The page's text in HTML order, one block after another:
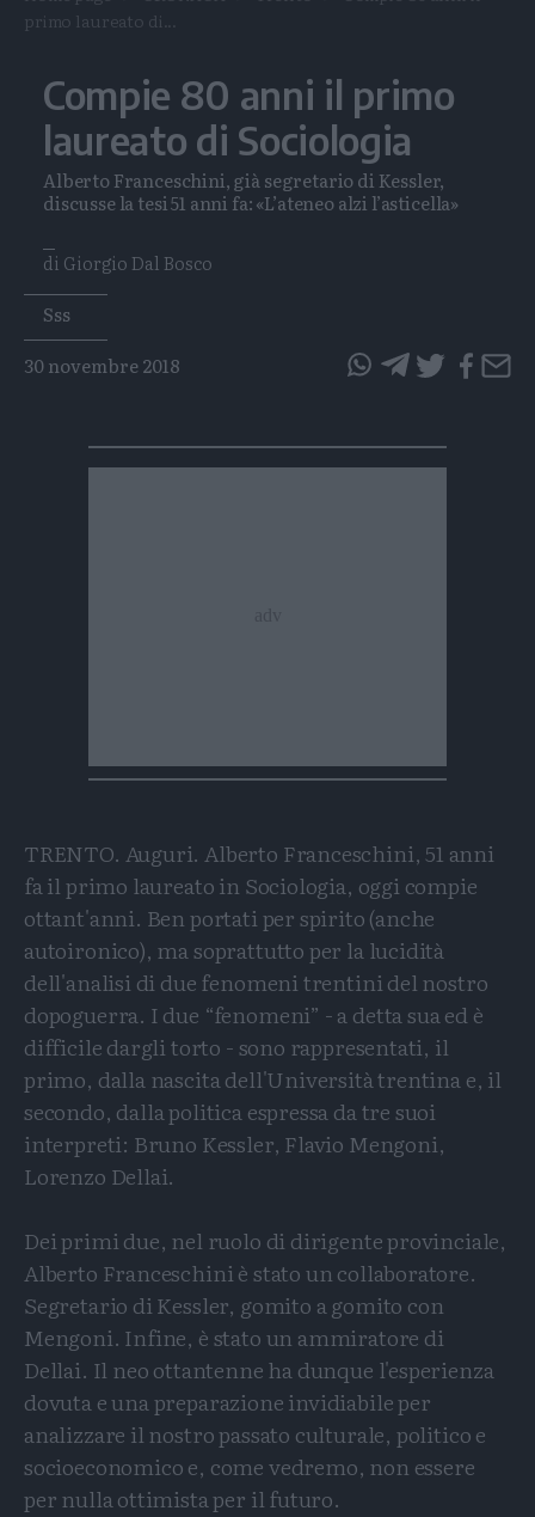
primo laureato di...
Compie 80 anni il primo
laureato di Sociologia
Alberto Franceschini, già segretario di Kessler,
discusse la tesi 51 anni fa: «L’ateneo alzi l’asticella»
di Giorgio Dal Bosco
Tags
Sss
30 novembre 2018
su
Whatsapp
su
Telegram
TRENTO. Auguri. Alberto Franceschini, 51 anni
fa il primo laureato in Sociologia, oggi compie
ottant'anni. Ben portati per spirito (anche
autoironico), ma soprattutto per la lucidità
dell'analisi di due fenomeni trentini del nostro
dopoguerra. I due “fenomeni” - a detta sua ed è
difficile dargli torto - sono rappresentati, il
primo, dalla nascita dell'Università trentina e, il
secondo, dalla politica espressa da tre suoi
interpreti: Bruno Kessler, Flavio Mengoni,
Lorenzo Dellai.
Dei primi due, nel ruolo di dirigente provinciale,
Alberto Franceschini è stato un collaboratore.
Segretario di Kessler, gomito a gomito con
Mengoni. Infine, è stato un ammiratore di
Dellai. Il neo ottantenne ha dunque l'esperienza
dovuta e una preparazione invidiabile per
analizzare il nostro passato culturale, politico e
socioeconomico e, come vedremo, non essere
per nulla ottimista per il futuro.